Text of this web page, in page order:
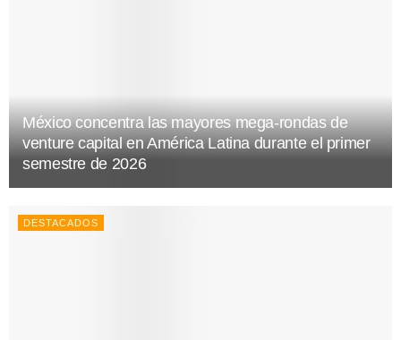
México concentra las mayores mega-rondas de
venture capital en América Latina durante el primer
semestre de 2026
DESTACADOS